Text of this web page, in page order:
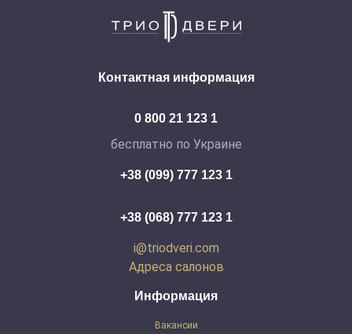
Информация
Вакансии
Контактная информация
0 800 21 123 1
бесплатно по Украине
+38 (099) 777 123 1
+38 (068) 777 123 1
i@triodveri.com
Адреса салонов